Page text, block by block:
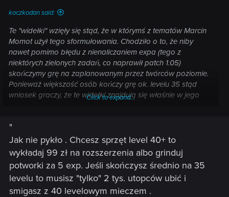
koczkodan said:
Te "widełki" wzięły się stąd, że w którymś z tematów Marcin
Momot użył tego sformułowania. Chodziło o to, że niby
nawet pomimo błędu z nienaliczaniem expa (tego z
niektórych zielonych zadań, co naprawił patch 1.05)
skończymy grę na zaplanowanym przez twórców poziomie.
Ponieważ większość osób kończy grę ok. levelu 35 stąd
wniosek graczy, że te widełki znajdują się właśnie w jego
osób przez CDP. System jest skopany i tyle. Do tego w kilku
aspektach (sam pomysł nie nabijania doświadczenia za
szare zadania, rozmieszczenie questów na mapie,
poszczególne sugerowane poziomy zadań wykonywanych
jako ciąg dłuższego wątku itp.) Dlatego twórcy nigdy nie
przyznają się do tego, że nawalili i będą iść w zaparte, że
tak miało być. A my zostaniemy z 40+ levelowymi
Click to expand...
"
Jak nie pykło . Chcesz sprzęt level 40+ to
wykładaj 99 zł na rozszerzenia albo grinduj
potworki za 5 exp. Jeśli skończysz średnio na 35
levelu to musisz "tylko" 2 tys. utopców ubić i
smigasz z 40 levelowym mieczem .